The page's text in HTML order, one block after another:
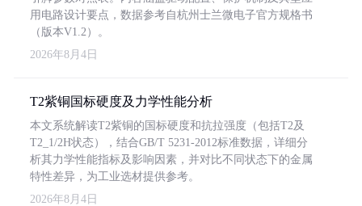
用电路设计要点，数据参考自杭州士兰微电子官方规格书
（版本V1.2）。
2026年8月4日
T2紫铜国标硬度及力学性能分析
本文系统解读T2紫铜的国标硬度和抗拉强度（包括T2及
T2_1/2H状态），结合GB/T 5231-2012标准数据，详细分
析其力学性能指标及影响因素，并对比不同状态下的金属
特性差异，为工业选材提供参考。
2026年8月4日